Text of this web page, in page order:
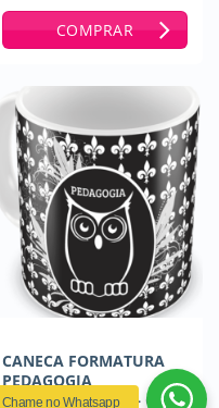
COMPRAR
CANECA FORMATURA
PEDAGOGIA
PERSONALIZADA – COD
Chame no Whatsapp